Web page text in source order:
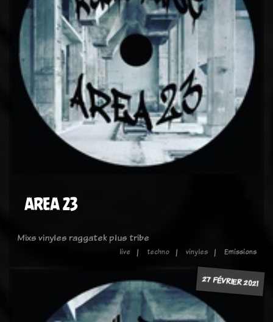
AREA 23
Mixs vinyles raggatek plus tribe
live techno vinyles Emissions
27 FÉVRIER 2021